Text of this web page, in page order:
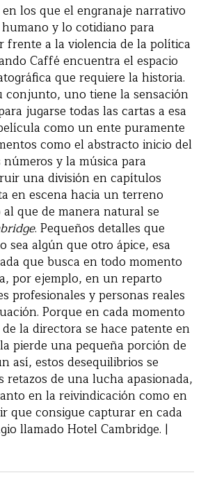
los que el engranaje narrativo
y lo cotidiano para
frente a la violencia de la política
Caffé encuentra el espacio
que requiere la historia.
conjunto, uno tiene la sensación
jugarse todas las cartas a esa
como un ente puramente
como el abstracto inicio del
y la música para
una división en capítulos
en escena hacia un terreno
que de manera natural se
. Pequeños detalles que
sea algún que otro ápice, esa
que busca en todo momento
por ejemplo, en un reparto
profesionales y personas reales
Porque en cada momento
la directora se hace patente en
pierde una pequeña porción de
así, estos desequilibrios se
retazos de una lucha apasionada,
en la reivindicación como en
que consigue capturar en cada
llamado Hotel Cambridge. |